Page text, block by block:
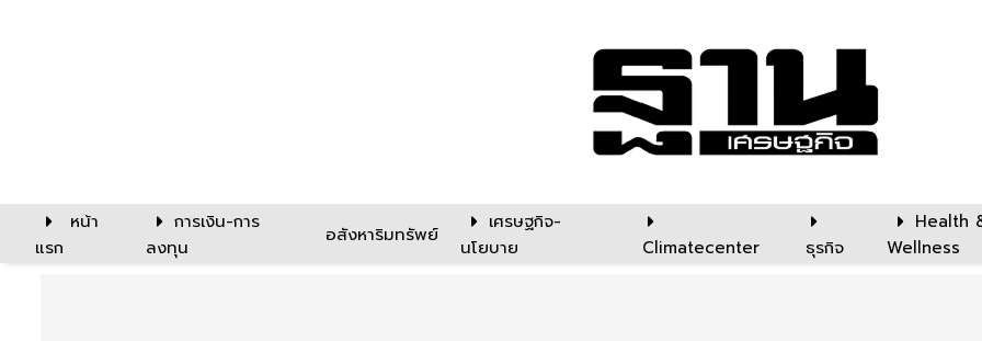
หน้า
แรก
การเงิน-การ
ลงทุน
อสังหาริมทรัพย์
เศรษฐกิจ-
นโยบาย
Climatecenter ธุรกิจ
Health
Wellness